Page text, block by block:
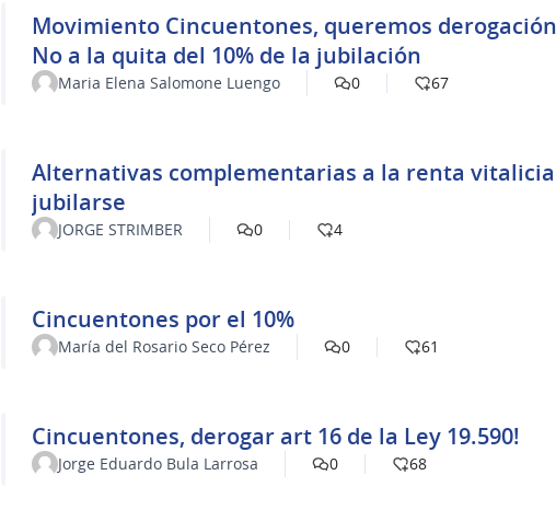
Movimiento Cincuentones, queremos
No a la quita del 10% de la jubilación
Maria Elena Salomone Luengo 0 67
Alternativas complementarias a la renta
jubilarse
JORGE STRIMBER 0 4
Cincuentones por el 10%
María del Rosario Seco Pérez 0 61
Cincuentones, derogar art 16 de la Ley 19.590!
Jorge Eduardo Bula Larrosa 0 68